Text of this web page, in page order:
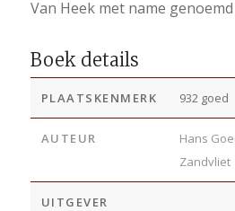
Van Heek met name genoemd
Boek details
PLAATSKENMERK 932 goed
AUTEUR
Hans
Zandvliet
UITGEVER